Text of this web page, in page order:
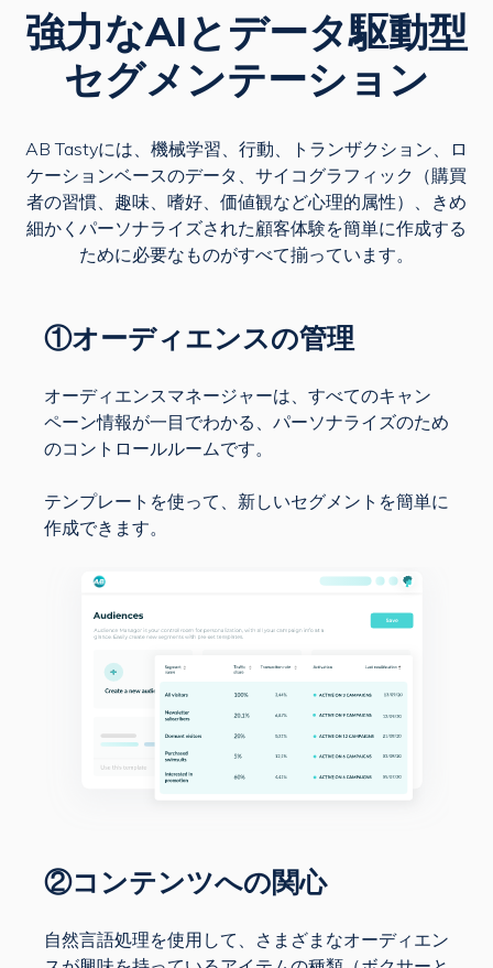
強力なAIとデータ駆動型
セグメンテーション
AB Tastyには、機械学習、行動、トランザクション、ロ
ケーションベースのデータ、サイコグラフィック（購買
者の習慣、趣味、嗜好、価値観など心理的属性）、きめ
細かくパーソナライズされた顧客体験を簡単に作成する
ために必要なものがすべて揃っています。
①オーディエンスの管理
オーディエンスマネージャーは、すべてのキャン
ペーン情報が一目でわかる、パーソナライズのため
のコントロールルームです。
テンプレートを使って、新しいセグメントを簡単に
作成できます。
②コンテンツへの関心
自然言語処理を使用して、さまざまなオーディエン